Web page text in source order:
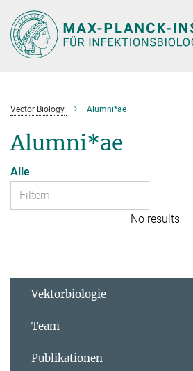
Hauptinhalt
Vector Biology Alumni*ae
Alumni*ae
Alle
No results
Vektorbiologie
Team
Publikationen